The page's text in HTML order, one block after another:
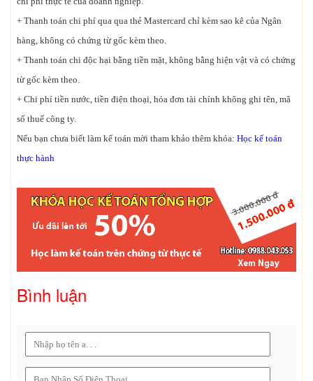
+ Thanh toán chi phí qua qua thẻ Mastercard chỉ kèm sao kê của Ngân
hàng, không có chứng từ gốc kèm theo.
+ Thanh toán chi độc hại bằng tiền mặt, không bằng hiện vật và có chứng
từ gốc kèm theo.
+ Chi phí tiền nước, tiền điện thoại, hóa đơn tài chính không ghi tên, mã
số thuế công ty.
Nếu bạn chưa biết làm kế toán mời tham khảo thêm khóa: Học kế toán
thực hành
Bình luận